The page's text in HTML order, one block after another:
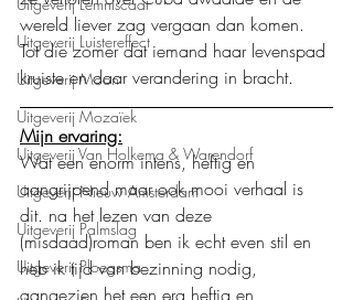
Uitgeverij Luistereffect
Uitgeverij Moon
Uitgeverij Mozaïek
Uitgeverij Van Holkema & Warendorf
Uitgeverij Nieuw Amsterdam
Uitgeverij Palmslag
Uitgeverij Ploegsma
wereld liever zag vergaan dan komen.
Tot die zomer dat iemand haar levenspad
kruiste en daar verandering in bracht.
Mijn ervaring:
Wat een enorm intens, heftig en
aangrijpend maar ook mooi verhaal is
dit. na het lezen van deze
(misdaad)roman ben ik echt even stil en
heb ik tijd van bezinning nodig,
aangezien het een erg heftig en